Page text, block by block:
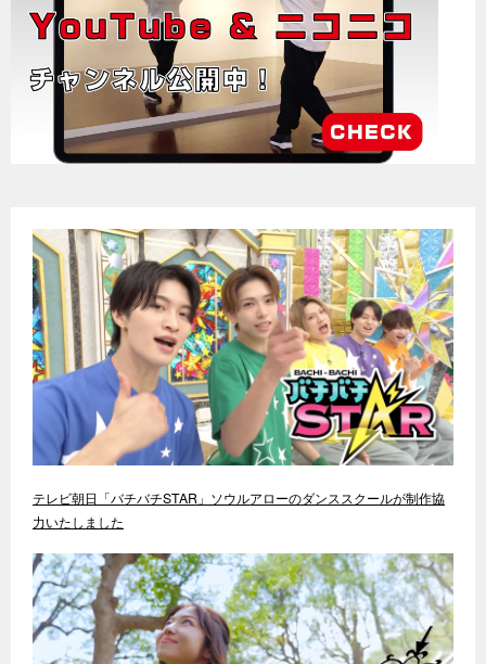
テレビ朝日「バチバチSTAR」ソウルアローのダンススクールが制作協
力いたしました